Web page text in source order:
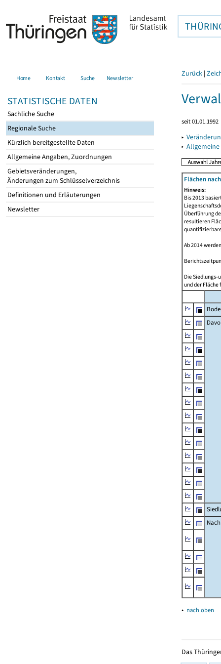
Home Kontakt Suche Newsletter
STATISTISCHE DATEN
Sachliche Suche
Regionale Suche
Kürzlich bereitgestellte Daten
Allgemeine Angaben, Zuordnungen
Gebietsveränderungen,
Änderungen zum Schlüsselverzeichnis
Definitionen und Erläuterungen
Newsletter
Zurück |
seit 01.01.1992
▸
▸
Flächen
Hinweis:
Bis 2013
Überführung
resultieren
Ab 2014
Die Siedlungs-
und der Fläche
▴ nach oben
Das